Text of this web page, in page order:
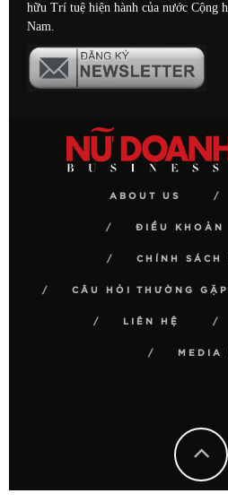
hữu Trí tuệ hiện hành của nước Cộng
Nam.
ABOUT US
ĐIỀU KHOẢN
CHÍNH SÁCH
CÂU HỎI THƯỜNG GẶP
LIÊN HỆ
MEDIA